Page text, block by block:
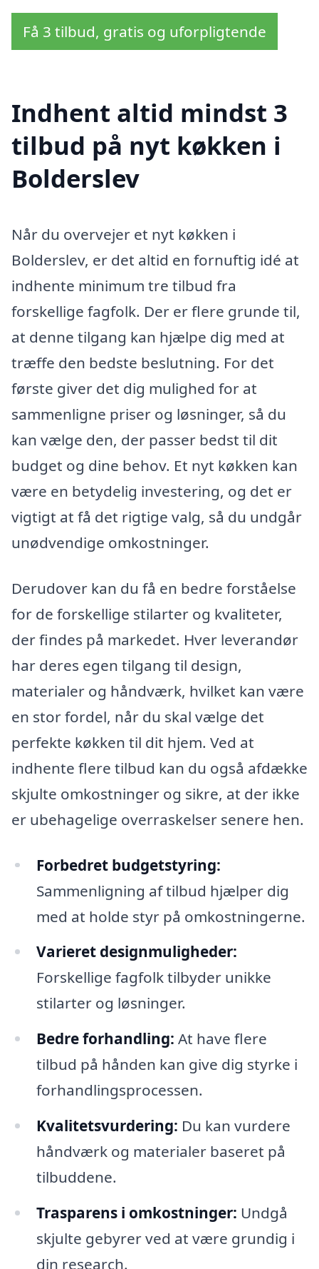
Få 3 tilbud, gratis og uforpligtende
Indhent altid mindst 3
tilbud på nyt køkken i
Bolderslev
Når du overvejer et nyt køkken i
Bolderslev, er det altid en fornuftig idé at
indhente minimum tre tilbud fra
forskellige fagfolk. Der er flere grunde til,
at denne tilgang kan hjælpe dig med at
træffe den bedste beslutning. For det
første giver det dig mulighed for at
sammenligne priser og løsninger, så du
kan vælge den, der passer bedst til dit
budget og dine behov. Et nyt køkken kan
være en betydelig investering, og det er
vigtigt at få det rigtige valg, så du undgår
unødvendige omkostninger.
Derudover kan du få en bedre forståelse
for de forskellige stilarter og kvaliteter,
der findes på markedet. Hver leverandør
har deres egen tilgang til design,
materialer og håndværk, hvilket kan være
en stor fordel, når du skal vælge det
perfekte køkken til dit hjem. Ved at
indhente flere tilbud kan du også afdække
skjulte omkostninger og sikre, at der ikke
er ubehagelige overraskelser senere hen.
Forbedret budgetstyring:
Sammenligning af tilbud hjælper dig
med at holde styr på omkostningerne.
Varieret designmuligheder:
Forskellige fagfolk tilbyder unikke
stilarter og løsninger.
Bedre forhandling: At have flere
tilbud på hånden kan give dig styrke i
forhandlingsprocessen.
Kvalitetsvurdering: Du kan vurdere
håndværk og materialer baseret på
tilbuddene.
Trasparens i omkostninger: Undgå
skjulte gebyrer ved at være grundig i
din research.